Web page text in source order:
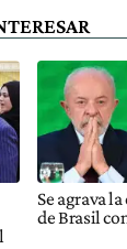
Se agrava
de Brasil